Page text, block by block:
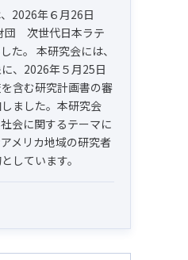
2026年６月26日
団 次世代日本ラテ
た。 本研究会には、
、2026年５月25日
含む研究計画書の審
ました。本研究会
会に関するテーマに
メリカ地域の研究者
しています。